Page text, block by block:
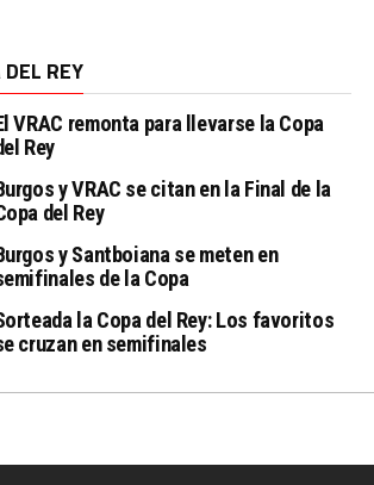
REY
VRAC remonta para llevarse la Copa
Rey
y VRAC se citan en la Final de la
del Rey
y Santboiana se meten en
de la Copa
la Copa del Rey: Los favoritos
cruzan en semifinales